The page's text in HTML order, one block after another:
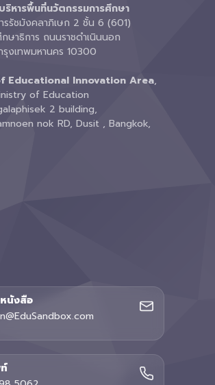
ริหารพื้นที่นวัตกรรมการศึกษา
รรัชมังคลาภิเษก 2 ชั้น 6 (601)
ษาธิการ ถนนราชดำเนินนอก
งเทพมหานคร 10300
Educational Innovation Area,
of Education
2 building,
nok RD, Dusit , Bangkok,
นังสือ